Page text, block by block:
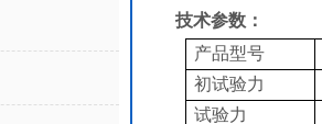
技术参数：
产品型号
初试验力
试验力